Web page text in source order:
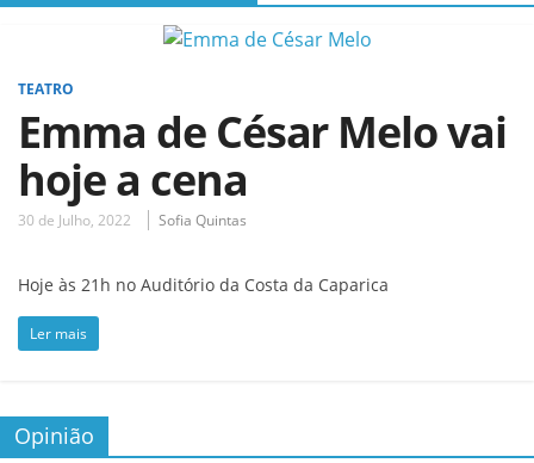
TEATRO
Emma de César Melo vai
hoje a cena
30 de Julho, 2022 Sofia Quintas
Hoje às 21h no Auditório da Costa da Caparica
Ler mais
Opinião